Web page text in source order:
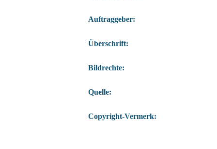
Auftraggeber:
Überschrift:
Bildrechte:
Quelle:
Copyright-Vermerk: